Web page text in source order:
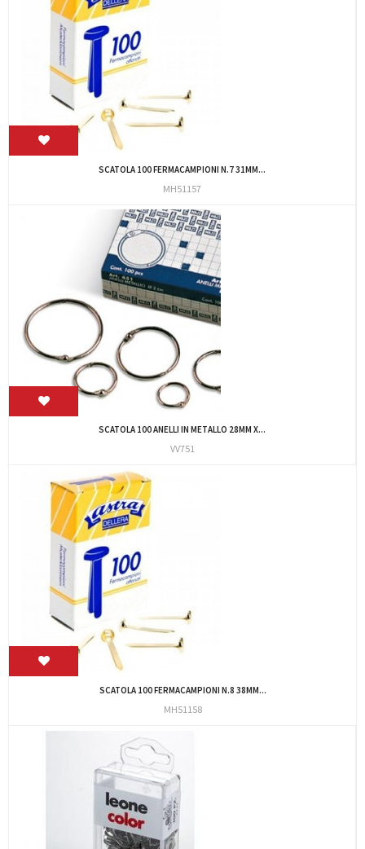
SCATOLA 100 FERMACAMPIONI N.7 31MM...
MH51157
SCATOLA 100 ANELLI IN METALLO 28MM X...
VV751
SCATOLA 100 FERMACAMPIONI N.8 38MM...
MH51158